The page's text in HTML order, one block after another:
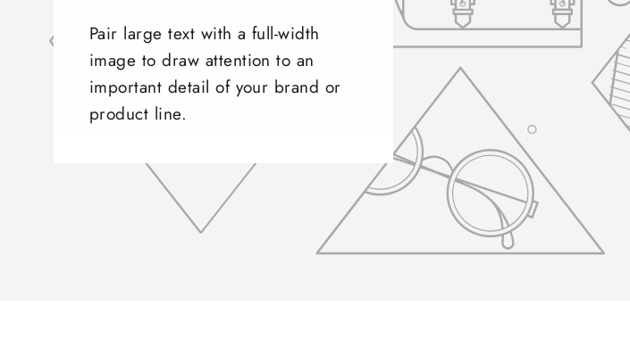
Pair large text with a full-width
image to draw attention to an
important detail of your brand or
product line.